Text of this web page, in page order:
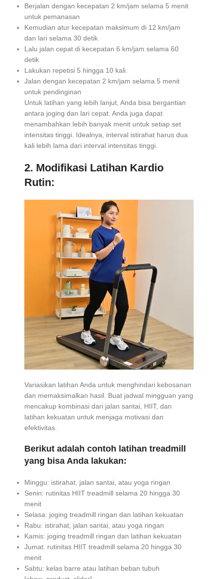
Berjalan dengan kecepatan 2 km/jam selama 5 menit
untuk pemanasan
Kemudian atur kecepatan maksimum di 12 km/jam
dan lari selama 30 detik
Lalu jalan cepat di kecepatan 6 km/jam selama 60
detik
Lakukan repetisi 5 hingga 10 kali.
Jalan dengan kecepatan 2 km/jam selama 5 menit
untuk pendinginan
Untuk latihan yang lebih lanjut, Anda bisa bergantian
antara joging dan lari cepat. Anda juga dapat
menambahkan lebih banyak menit untuk setiap set
intensitas tinggi. Idealnya, interval istirahat harus dua
kali lebih lama dari interval intensitas tinggi.
2. Modifikasi Latihan Kardio
Rutin:
Variasikan latihan Anda untuk menghindari kebosanan
dan memaksimalkan hasil. Buat jadwal mingguan yang
mencakup kombinasi dari jalan santai, HIIT, dan
latihan kekuatan untuk menjaga motivasi dan
efektivitas.
Berikut adalah contoh latihan treadmill
yang bisa Anda lakukan:
Minggu: istirahat, jalan santai, atau yoga ringan
Senin: rutinitas HIIT treadmill selama 20 hingga 30
menit
Selasa: joging treadmill ringan dan latihan kekuatan
Rabu: istirahat, jalan santai, atau yoga ringan
Kamis: joging treadmill ringan dan latihan kekuatan
Jumat: rutinitas HIIT treadmill selama 20 hingga 30
menit
Sabtu: kelas barre atau latihan beban tubuh